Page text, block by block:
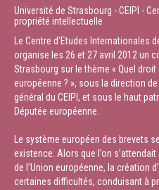
Université de Strasbourg - CEIPI -
propriété intellectuelle
Le Centre d'Etudes Internationales
organise les 26 et 27 avril 2012 un
Strasbourg sur le thème « Quel
européenne ? », sous la direction
général du CEIPI, et sous le haut
Députée européenne.
Le système européen des brevets
existence. Alors que l’on
de l’Union européenne, la création
certaines difficultés, conduisant à